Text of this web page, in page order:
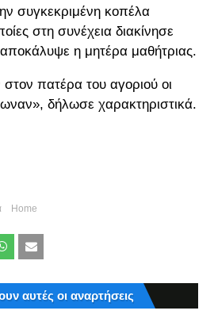
συγκεκριμένη κοπέλα
στη συνέχεια διακίνησε
η μητέρα μαθήτριας.
πατέρα του αγοριού οι
δήλωσε χαρακτηριστικά.
Home
αυτές οι αναρτήσεις